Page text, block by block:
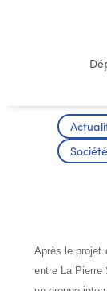
Société
Après le projet
entre La Pierre